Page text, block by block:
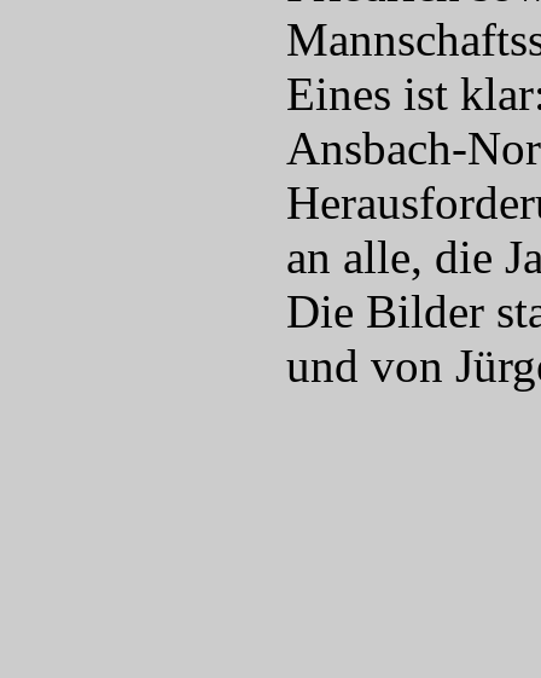
Eines ist
Ansbach-
an alle, die
Die Bilder
und von